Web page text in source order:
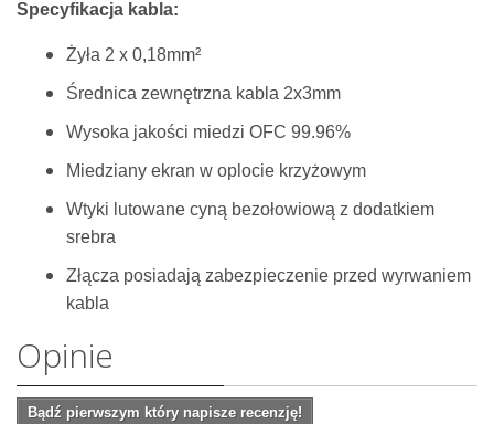
Specyfikacja kabla:
Żyła 2 x 0,18mm²
Średnica zewnętrzna kabla 2x3mm
Wysoka jakości miedzi OFC 99.96%
Miedziany ekran w oplocie krzyżowym
Wtyki lutowane cyną bezołowiową z dodatkiem
srebra
Złącza posiadają zabezpieczenie przed wyrwaniem
kabla
Opinie
Bądź pierwszym który napisze recenzję!